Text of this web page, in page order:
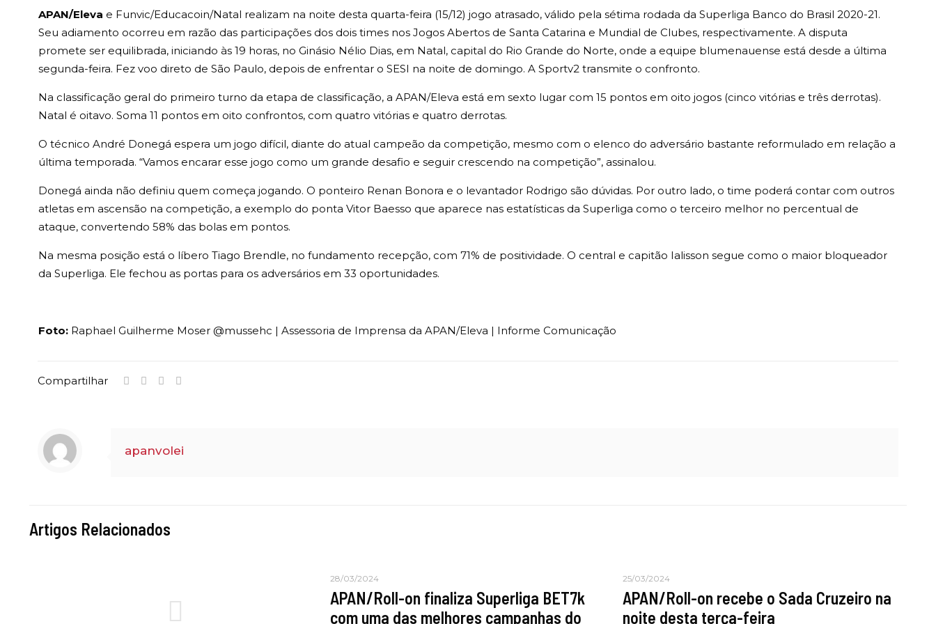
APAN/Eleva e Funvic/Educacoin/Natal realizam na noite desta quarta-feira (15/12) jogo atrasado, válido pela sétima rodada da Superliga Banco do Brasil 2020-21.
Seu adiamento ocorreu em razão das participações dos dois times nos Jogos Abertos de Santa Catarina e Mundial de Clubes, respectivamente. A disputa
promete ser equilibrada, iniciando às 19 horas, no Ginásio Nélio Dias, em Natal, capital do Rio Grande do Norte, onde a equipe blumenauense está desde a última
segunda-feira. Fez voo direto de São Paulo, depois de enfrentar o SESI na noite de domingo. A Sportv2 transmite o confronto.
Na classificação geral do primeiro turno da etapa de classificação, a APAN/Eleva está em sexto lugar com 15 pontos em oito jogos (cinco vitórias e três derrotas).
Natal é oitavo. Soma 11 pontos em oito confrontos, com quatro vitórias e quatro derrotas.
O técnico André Donegá espera um jogo difícil, diante do atual campeão da competição, mesmo com o elenco do adversário bastante reformulado em relação a
última temporada. “Vamos encarar esse jogo como um grande desafio e seguir crescendo na competição”, assinalou.
Donegá ainda não definiu quem começa jogando. O ponteiro Renan Bonora e o levantador Rodrigo são dúvidas. Por outro lado, o time poderá contar com outros
atletas em ascensão na competição, a exemplo do ponta Vitor Baesso que aparece nas estatísticas da Superliga como o terceiro melhor no percentual de
ataque, convertendo 58% das bolas em pontos.
Na mesma posição está o líbero Tiago Brendle, no fundamento recepção, com 71% de positividade. O central e capitão Ialisson segue como o maior bloqueador
da Superliga. Ele fechou as portas para os adversários em 33 oportunidades.
Foto:Raphael Guilherme Moser @mussehc | Assessoria de Imprensa da APAN/Eleva | Informe Comunicação
Compartilhar
apanvolei
Artigos Relacionados
28/03/2024
APAN/Roll-on finaliza Superliga BET7k
com uma das melhores campanhas do
25/03/2024
APAN/Roll-on recebe o Sada Cruzeiro na
noite desta terça-feira